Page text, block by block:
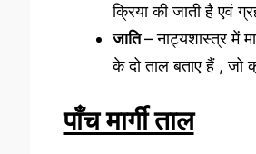
क्रिया की जाती है एवं
जाति– नाट्यशास्त्र में
के दो ताल बताए हैं , जो
पाँच मार्गी ताल